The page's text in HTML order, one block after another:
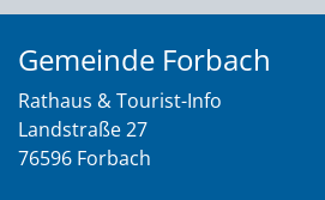
Gemeinde Forbach
Rathaus & Tourist-Info
Landstraße 27
76596 Forbach